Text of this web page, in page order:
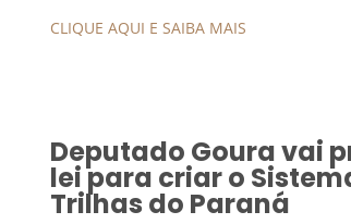
CLIQUE AQUI E SAIBA MAIS
Deputado Goura vai
lei para criar o
Trilhas do Paraná